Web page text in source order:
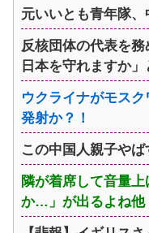
元いいとも青年隊
反核団体の代表を
日本を守れますか
ウクライナがモス
発射か？！
この中国人親子や
隣が着席して音量
か…」が出るよね他